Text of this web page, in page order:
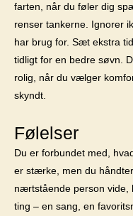
farten, når du føler dig
renser tankerne. Ignorer
har brug for. Sæt ekstra
tidligt for en bedre søvn.
rolig, når du vælger
skyndt.
Følelser
Du er forbundet med,
er stærke, men du
nærtstående person vide,
ting – en sang, en